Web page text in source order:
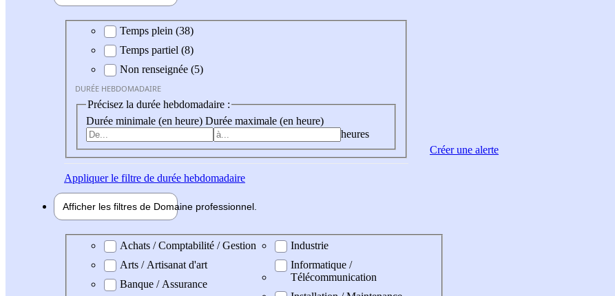
Durée hebdomadaire
Temps plein (38)
Temps partiel (8)
Non renseignée (5)
DURÉE HEBDOMADAIRE
Précisez la durée hebdomadaire :
Durée minimale (en heure) Durée maximale (en heure)
heures
Appliquerle filtre de durée hebdomadaire
Afficher les filtres de Domaine professionnel
Domaine professionel
Achats / Comptabilité / Gestion
Arts / Artisanat d'art
Banque / Assurance
Industrie
Informatique /
Télécommunication
Créer une alerte